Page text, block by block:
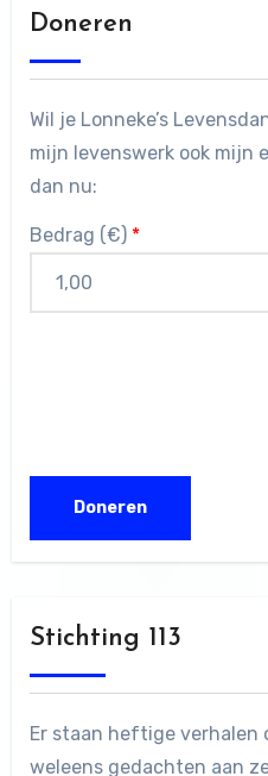
Doneren
Wil je Lonneke’s
mijn levenswerk ook mijn
dan nu:
Bedrag (€) *
Stichting 113
Er staan heftige verhalen
weleens gedachten aan